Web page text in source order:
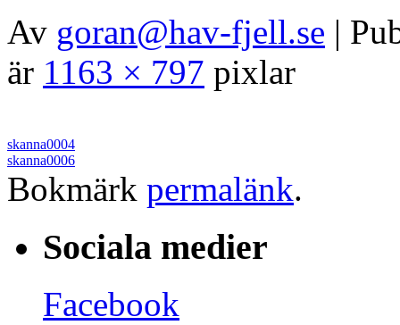
Av goran@hav-fjell.se |
är 1163 × 797 pixlar
skanna0004
skanna0006
Bokmärk permalänk.
Sociala medier
Facebook